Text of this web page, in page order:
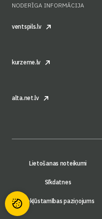
NODERĪGA INFORMĀCIJA
ventspils.lv
kurzeme.lv
alta.net.lv
Lietošanas noteikumi
Sīkdatnes
Piekļūstamības paziņojums